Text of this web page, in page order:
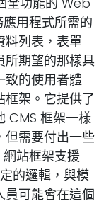
用程式所需的
料列表，表單
所期望的那樣具
致的使用者體
架。它提供了
CMS 框架一樣
但需要付出一些
站框架支援
的邏輯，與模
員可能會在這個